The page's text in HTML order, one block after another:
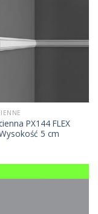
PX144 FLEX
5 cm